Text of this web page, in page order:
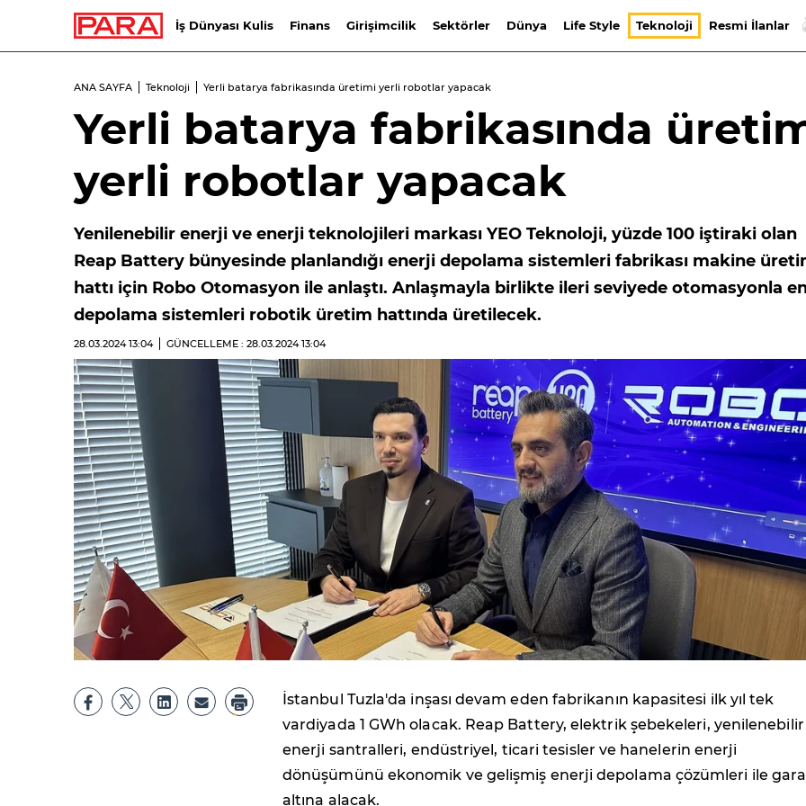
İş Dünyası Kulis Finans Girişimcilik Sektörler Dünya Life Style Teknoloji Resmi İlanlar
ANA SAYFA Teknoloji Yerli batarya fabrikasında üretimi yerli robotlar yapacak
Yerli batarya fabrikasında
yerli robotlar yapacak
Yenilenebilir enerji ve enerji teknolojileri markası YEO Teknoloji, yüzde 100 iştiraki olan
Reap Battery bünyesinde planlandığı enerji depolama sistemleri fabrikası makine
hattı için Robo Otomasyon ile anlaştı. Anlaşmayla birlikte ileri seviyede otomasyonla
depolama sistemleri robotik üretim hattında üretilecek.
28.03.202413:04 GÜNCELLEME : 28.03.202413:04
İstanbul Tuzla'da inşası devam eden fabrikanın kapasitesi ilk yıl tek
vardiyada 1 GWh olacak. Reap Battery, elektrik şebekeleri, yenilenebilir
enerji santralleri, endüstriyel, ticari tesisler ve hanelerin enerji
dönüşümünü ekonomik ve gelişmiş enerji depolama çözümleri ile
altına alacak.